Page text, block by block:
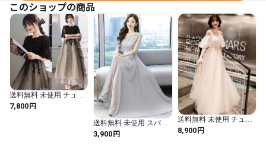
※ トルソー使用の場合、 ９号トルソーを使用しています。
※ ご使用のＰＣ環境により、写真と実際の色・風合いに若干の差
異がみられる場合があります。
※ 新品・未着用。
※ 保管上、折ジワがある場合があります。
このショップの商品
送料無料 未使用 チュー
ル 刺繍 ビジュ－ レース
ミモレ丈 S ドレス
7,800円
送料無料 未使用 スパン
コール 刺繍 光沢 シフォ
ン ドレス L [OPN1056]
3,900円
送料無料 未使用 チュー
ル 肩見せ フリル ドレス
7号 S [OPN1021]
8,900円